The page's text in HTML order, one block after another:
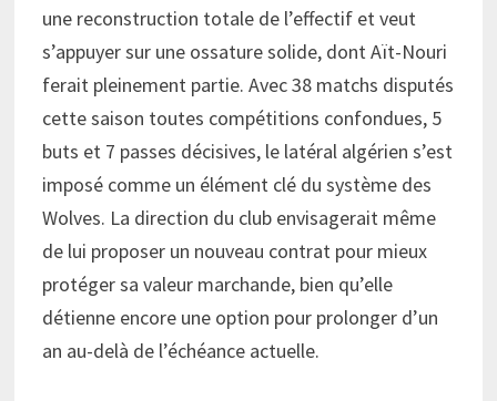
une reconstruction totale de l’effectif et veut
s’appuyer sur une ossature solide, dont Aït-Nouri
ferait pleinement partie. Avec 38 matchs disputés
cette saison toutes compétitions confondues, 5
buts et 7 passes décisives, le latéral algérien s’est
imposé comme un élément clé du système des
Wolves. La direction du club envisagerait même
de lui proposer un nouveau contrat pour mieux
protéger sa valeur marchande, bien qu’elle
détienne encore une option pour prolonger d’un
an au-delà de l’échéance actuelle.